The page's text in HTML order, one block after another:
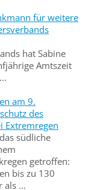
für weitere
hat Sabine
Amtszeit
am 9.
des
Extremregen
südliche
getroffen:
bis zu 130
als ...